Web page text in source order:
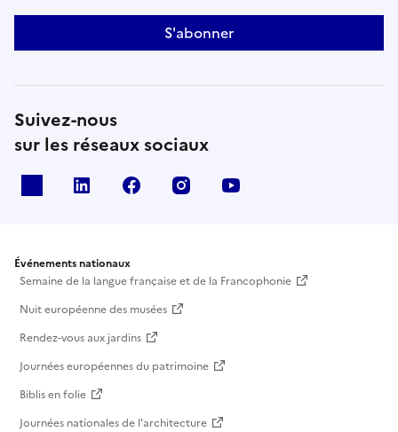
S'abonner
Suivez-nous
sur les réseaux sociaux
Linkedin Facebook Instagram
Événements nationaux
Semaine de la langue française et de la Francophonie
Nuit européenne des musées
Rendez-vous aux jardins
Journées européennes du patrimoine
Biblis en folie
Journées nationales de l'architecture